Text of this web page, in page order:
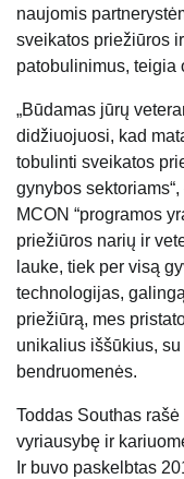
naujomis
sveikatos priežiūros
patobulinimus, teigia
„Būdamas jūrų
didžiuojuosi, kad
tobulinti sveikatos
gynybos
MCON “programos
priežiūros narių ir
lauke, tiek per visą
technologijas,
priežiūrą, mes
unikalius iššūkius,
bendruomenės.
Toddas Southas
vyriausybę ir
Ir buvo paskelbtas